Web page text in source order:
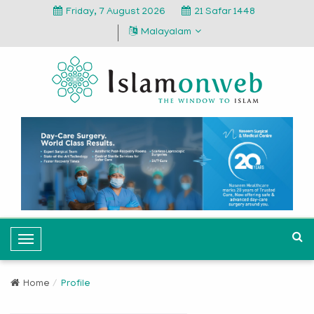
Friday, 7 August 2026
21 Safar 1448
Malayalam
T
o
Home Profile